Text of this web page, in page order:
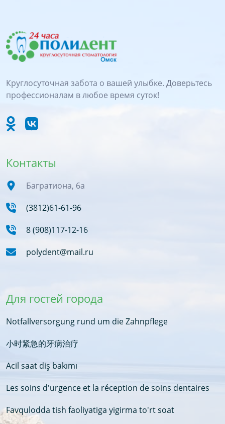
Круглосуточная забота о вашей улыбке. Доверьтесь
профессионалам в любое время суток!
Контакты
Багратиона, 6а
(3812)61-61-96
8 (908)117-12-16
polydent@mail.ru
Для гостей города
Notfallversorgung rund um die Zahnpflege
小时紧急的牙病治疗
Acil saat diş bakımı
Les soins d'urgence et la réception de soins dentaires
Favqulodda tish faoliyatiga yigirma to'rt soat